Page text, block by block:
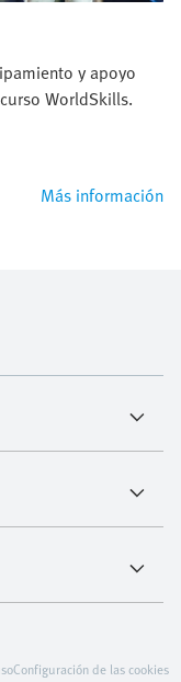
y apoyo
WorldSkills.
Más información
Configuración de las cookies